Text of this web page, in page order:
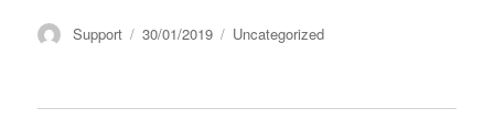
Autor:
Support Publikováno:
30/01/2019 Rubriky:
Uncategorized